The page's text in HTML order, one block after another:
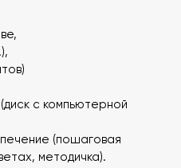
с компьютерной
(пошаговая
методичка).